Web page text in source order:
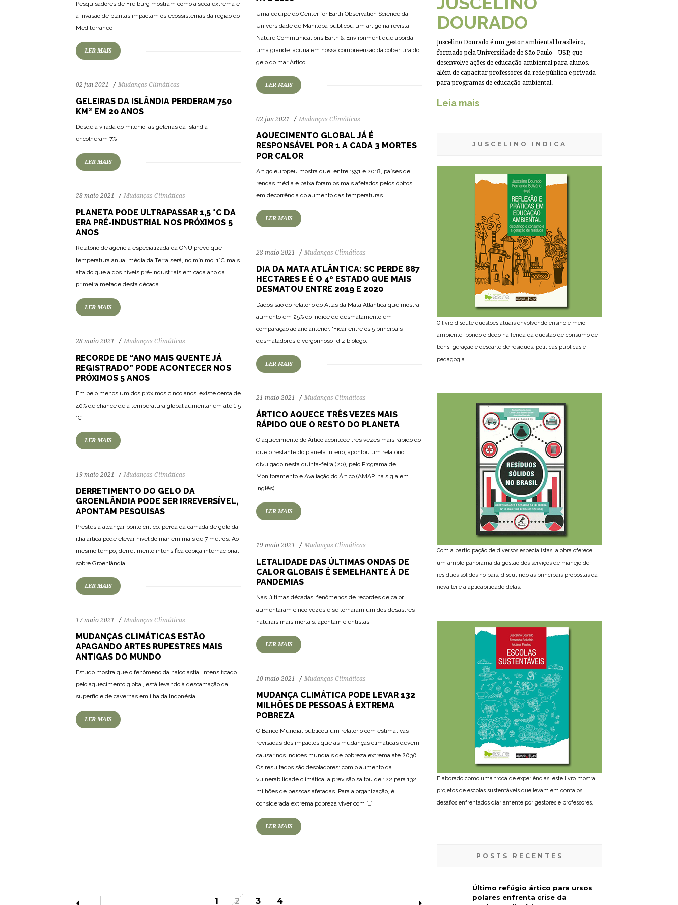
Pesquisadores de Freiburg mostram como a seca extrema e
a invasão de plantas impactam os ecossistemas da região do
Mediterrâneo
LER MAIS
Uma equipe do Center for Earth Observation Science da
Universidade de Manitoba publicou um artigo na revista
Nature Communications Earth & Environment que aborda
uma grande lacuna em nossa compreensão da cobertura do
gelo do mar Ártico.
LER MAIS
02 jun 2021 Mudanças Climáticas
GELEIRAS DA ISLÂNDIA PERDERAM 750
KM² EM 20 ANOS
Desde a virada do milênio, as geleiras da Islândia
encolheram 7%
LER MAIS
02 jun 2021 Mudanças Climáticas
AQUECIMENTO GLOBAL JÁ É
RESPONSÁVEL POR 1 A CADA 3 MORTES
POR CALOR
Artigo europeu mostra que, entre 1991 e 2018, países de
rendas média e baixa foram os mais afetados pelos óbitos
em decorrência do aumento das temperaturas
LER MAIS
28 maio 2021 Mudanças Climáticas
PLANETA PODE ULTRAPASSAR 1,5 °C DA
ERA PRÉ-INDUSTRIAL NOS PRÓXIMOS 5
ANOS
Relatório de agência especializada da ONU prevê que
temperatura anual média da Terra será, no mínimo, 1°C mais
alta do que a dos níveis pré-industriais em cada ano da
primeira metade desta década
LER MAIS
28 maio 2021 Mudanças Climáticas
DIA DA MATA ATLÂNTICA: SC PERDE 887
HECTARES E É O 4º ESTADO QUE MAIS
DESMATOU ENTRE 2019 E 2020
Dados são do relatório do Atlas da Mata Atlântica que mostra
aumento em 25% do índice de desmatamento em
comparação ao ano anterior. ‘Ficar entre os 5 principais
desmatadores é vergonhoso’, diz biólogo.
LER MAIS
28 maio 2021 Mudanças Climáticas
RECORDE DE “ANO MAIS QUENTE JÁ
REGISTRADO” PODE ACONTECER NOS
PRÓXIMOS 5 ANOS
Em pelo menos um dos próximos cinco anos, existe cerca de
40% de chance de a temperatura global aumentar em até 1,5
°C
LER MAIS
21 maio 2021 Mudanças Climáticas
ÁRTICO AQUECE TRÊS VEZES MAIS
RÁPIDO QUE O RESTO DO PLANETA
O aquecimento do Ártico acontece três vezes mais rápido do
que o restante do planeta inteiro, apontou um relatório
divulgado nesta quinta-feira (20), pelo Programa de
Monitoramento e Avaliação do Ártico (AMAP, na sigla em
inglês)
LER MAIS
19 maio 2021 Mudanças Climáticas
DERRETIMENTO DO GELO DA
GROENLÂNDIA PODE SER IRREVERSÍVEL,
APONTAM PESQUISAS
Prestes a alcançar ponto crítico, perda da camada de gelo da
ilha ártica pode elevar nível do mar em mais de 7 metros. Ao
mesmo tempo, derretimento intensifica cobiça internacional
sobre Groenlândia.
LER MAIS
19 maio 2021 Mudanças Climáticas
LETALIDADE DAS ÚLTIMAS ONDAS DE
CALOR GLOBAIS É SEMELHANTE À DE
PANDEMIAS
Nas últimas décadas, fenômenos de recordes de calor
aumentaram cinco vezes e se tornaram um dos desastres
naturais mais mortais, apontam cientistas
LER MAIS
113
17 maio 2021 Mudanças Climáticas
MUDANÇAS CLIMÁTICAS ESTÃO
APAGANDO ARTES RUPESTRES MAIS
ANTIGAS DO MUNDO
Estudo mostra que o fenômeno da haloclastia, intensificado
pelo aquecimento global, está levando à descamação da
superfície de cavernas em ilha da Indonésia
LER MAIS
10 maio 2021 Mudanças Climáticas
MUDANÇA CLIMÁTICA PODE LEVAR 132
MILHÕES DE PESSOAS À EXTREMA
POBREZA
O Banco Mundial publicou um relatório com estimativas
revisadas dos impactos que as mudanças climáticas devem
causar nos índices mundiais de pobreza extrema até 2030.
Os resultados são desoladores: com o aumento da
vulnerabilidade climática, a previsão saltou de 122 para 132
milhões de pessoas afetadas. Para a organização, é
considerada extrema pobreza viver com […]
LER MAIS
1 2 3 4
DOURADO
Juscelino Dourado é um gestor ambiental brasileiro,
formado pela Universidade de São Paulo – USP, que
desenvolve ações de educação ambiental para alunos,
além de capacitar professores da rede pública e privada
para programas de educação ambiental.
Leia mais
JUSCELINO INDICA
O livro discute questões atuais envolvendo ensino e meio
ambiente, pondo o dedo na ferida da questão de consumo de
bens, geração e descarte de resíduos, políticas públicas e
pedagogia.
Com a participação de diversos especialistas, a obra oferece
um amplo panorama da gestão dos serviços de manejo de
resíduos sólidos no país, discutindo as principais propostas da
nova lei e a aplicabilidade delas.
Elaborado como uma troca de experiências, este livro mostra
projetos de escolas sustentáveis que levam em conta os
desafios enfrentados diariamente por gestores e professores.
POSTS RECENTES
Último refúgio ártico para ursos
polares enfrenta crise da